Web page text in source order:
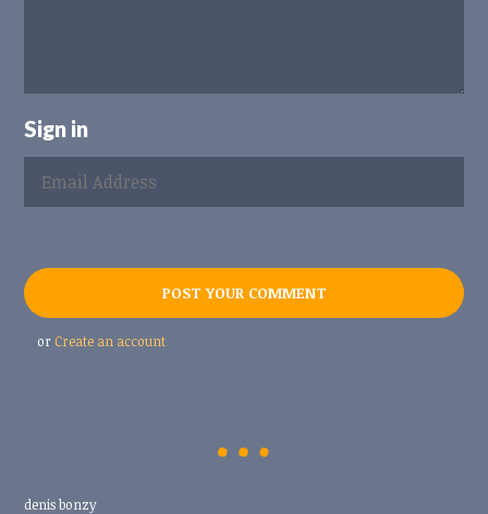
Sign in
or Create an account
denis bonzy